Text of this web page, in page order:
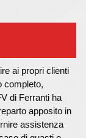
ai propri clienti
completo,
di Ferranti ha
apposito in
assistenza